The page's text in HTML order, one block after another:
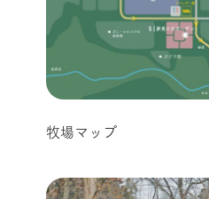
牧場マップ